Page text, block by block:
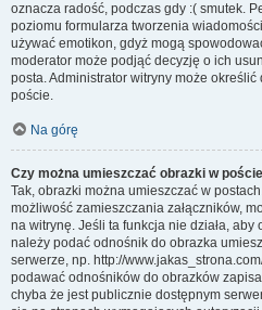
oznacza radość, podczas gdy :( smutek.
poziomu formularza tworzenia
używać emotikon, gdyż mogą
moderator może podjąć decyzję o ich
posta. Administrator witryny może
poście.
Na górę
Czy można umieszczać obrazki w
Tak, obrazki można umieszczać w
możliwość zamieszczania załączników,
na witrynę. Jeśli ta funkcja nie działa, aby
należy podać odnośnik do obrazka
serwerze, np. http://
podawać odnośników do obrazków
chyba że jest publicznie dostępnym